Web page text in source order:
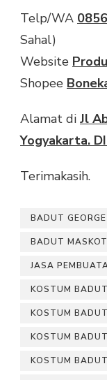
Telp/WA
Sahal)
Website
Shopee
Alamat di Jl
Yogyakarta.
Terimakasih.
BADUT
BADUT
JASA
KOSTUM
KOSTUM
KOSTUM
KOSTUM